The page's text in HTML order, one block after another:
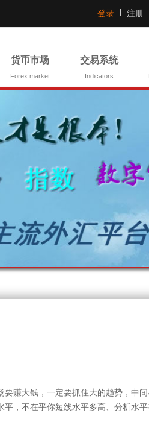
登录 注册
货币市场
Forex market
交易系统
Indicators
赚大钱，一定要抓住大的趋势，中
，不在乎你短线水平多高、分析水